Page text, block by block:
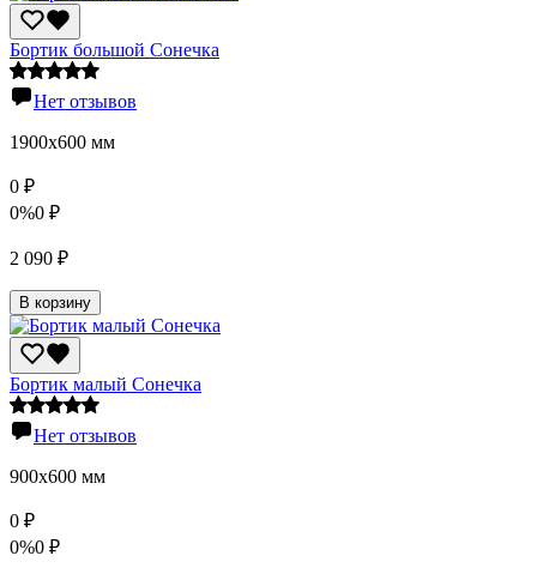
Бортик большой Сонечка
Нет отзывов
1900х600 мм
0 ₽
0%0 ₽
2 090 ₽
В корзину
Бортик малый Сонечка
Нет отзывов
900х600 мм
0 ₽
0%0 ₽